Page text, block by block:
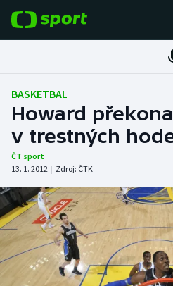
Fotbal
Hokej
Tenis
Atletika
Cyklistika
DALŠÍ SPORTY
BASKETBAL
Howard
v trestných
ČT sport
13. 1. 2012 | Zdroj: ČTK